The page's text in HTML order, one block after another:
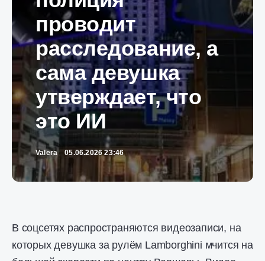
проводит
расследование, а
сама девушка
утверждает, что
это ИИ
Valera 05.06.2026 23:46
В соцсетях распространяются видеозаписи, на
которых девушка за рулём Lamborghini мчится на